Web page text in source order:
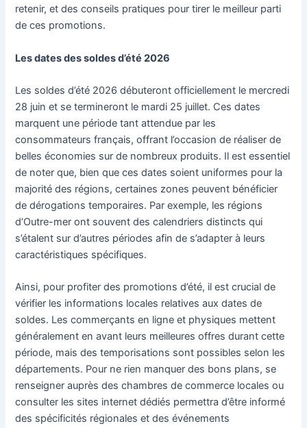
retenir, et des conseils pratiques pour tirer le meilleur parti
de ces promotions.
Les dates des soldes d’été 2026
Les soldes d’été 2026 débuteront officiellement le mercredi
28 juin et se termineront le mardi 25 juillet. Ces dates
marquent une période tant attendue par les
consommateurs français, offrant l’occasion de réaliser de
belles économies sur de nombreux produits. Il est essentiel
de noter que, bien que ces dates soient uniformes pour la
majorité des régions, certaines zones peuvent bénéficier
de dérogations temporaires. Par exemple, les régions
d’Outre-mer ont souvent des calendriers distincts qui
s’étalent sur d’autres périodes afin de s’adapter à leurs
caractéristiques spécifiques.
Ainsi, pour profiter des promotions d’été, il est crucial de
vérifier les informations locales relatives aux dates de
soldes. Les commerçants en ligne et physiques mettent
généralement en avant leurs meilleures offres durant cette
période, mais des temporisations sont possibles selon les
départements. Pour ne rien manquer des bons plans, se
renseigner auprès des chambres de commerce locales ou
consulter les sites internet dédiés permettra d’être informé
des spécificités régionales et des événements